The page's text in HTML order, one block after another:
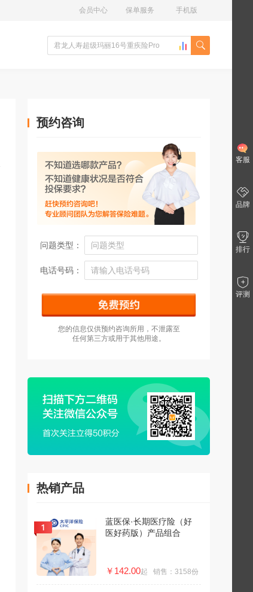
手机版
保单服务
会员中心
预约咨询
问题类型：
电话号码：
您的信息仅供预约咨询所用，不泄露至
任何第三方或用于其他用途。
热销产品
蓝医保·长期医疗险（好
医好药版）产品组合
￥142.00起 销售：3158份
客服
品牌
排行
评测